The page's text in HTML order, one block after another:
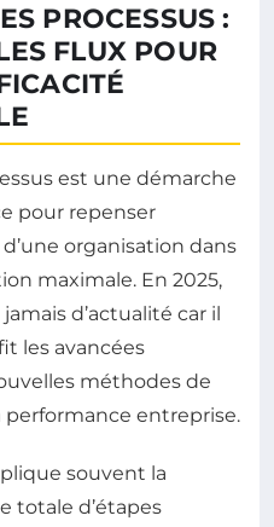
PROCESSUS :
FLUX POUR
est une démarche
pour repenser
organisation dans
maximale. En 2025,
d’actualité car il
les avancées
méthodes de
entreprise.
souvent la
totale d’étapes